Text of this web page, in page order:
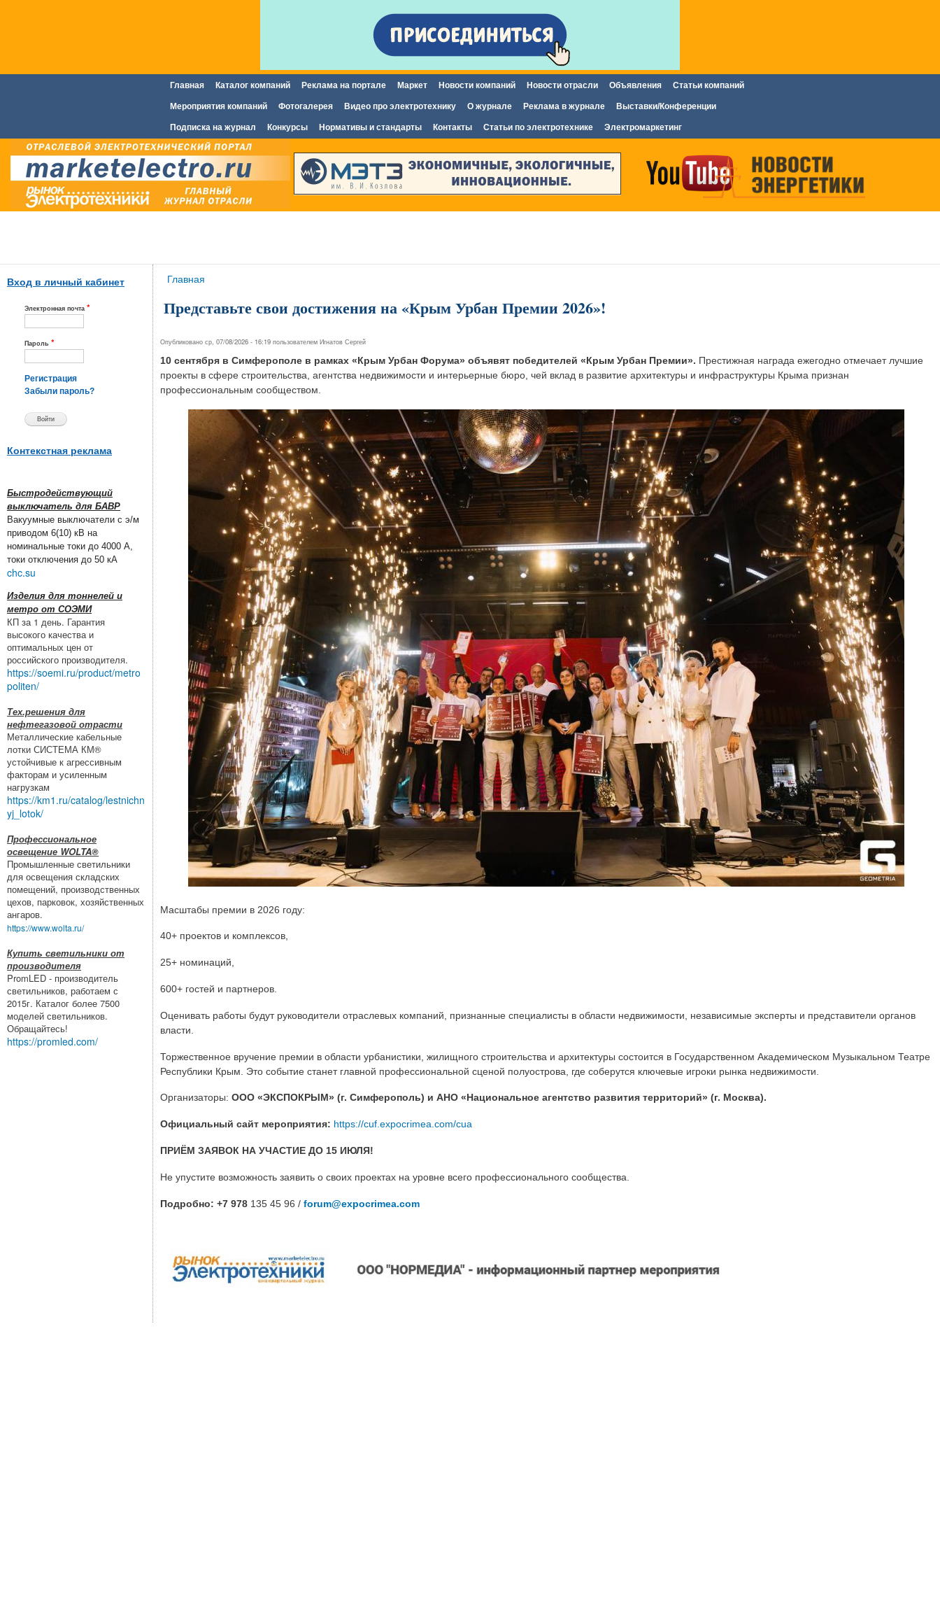
содержанию
Главное меню
Главная Каталог компаний Реклама на портале Маркет Новости компаний Новости отрасли Объявления Статьи компаний
Мероприятия компаний Фотогалерея Видео про электротехнику О журнале Реклама в журнале Выставки/Конференции
Подписка на журнал Конкурсы Нормативы и стандарты Контакты Статьи по электротехнике Электромаркетинг
Вход в личный кабинет
Электронная почта *
Пароль *
Регистрация
Забыли пароль?
Контекстная реклама
Быстродействующий
выключатель для БАВР
Вакуумные выключатели с э/м
приводом 6(10) кВ на
номинальные токи до 4000 А,
токи отключения до 50 кА
chc.su
Изделия для тоннелей и
метро от СОЭМИ
КП за 1 день. Гарантия
высокого качества и
оптимальных цен от
российского производителя.
https://soemi.ru/product/metro
politen/
Тех.решения для
нефтегазовой отрасти
Металлические кабельные
лотки СИСТЕМА КМ®
устойчивые к агрессивным
факторам и усиленным
нагрузкам
https://km1.ru/catalog/lestnichn
yj_lotok/
Профессиональное
освещение WOLTA®
Промышленные светильники
для освещения складских
помещений, производственных
цехов, парковок, хозяйственных
ангаров.
https://www.wolta.ru/
Купить светильники от
производителя
PromLED - производитель
светильников, работаем с
2015г. Каталог более 7500
моделей светильников.
Обращайтесь!
https://promled.com/
Вы здесь
Главная
Представьте свои достижения на «Крым Урбан Премии 2026»!
Опубликовано ср, 07/08/2026 - 16:19 пользователем Игнатов Сергей
10 сентября в Симферополе в рамках «Крым Урбан Форума» объявят победителей «Крым Урбан Премии». Престижная награда ежегодно отмечает лучшие
проекты в сфере строительства, агентства недвижимости и интерьерные бюро, чей вклад в развитие архитектуры и инфраструктуры Крыма признан
профессиональным сообществом.
Масштабы премии в 2026 году:
40+ проектов и комплексов,
25+ номинаций,
600+ гостей и партнеров.
Оценивать работы будут руководители отраслевых компаний, признанные специалисты в области недвижимости, независимые эксперты и представители органов
власти.
Торжественное вручение премии в области урбанистики, жилищного строительства и архитектуры состоится в Государственном Академическом Музыкальном Театре
Республики Крым. Это событие станет главной профессиональной сценой полуострова, где соберутся ключевые игроки рынка недвижимости.
Организаторы: ООО «ЭКСПОКРЫМ» (г. Симферополь) и АНО «Национальное агентство развития территорий» (г. Москва).
Официальный сайт мероприятия: https://cuf.expocrimea.com/cua
ПРИЁМ ЗАЯВОК НА УЧАСТИЕ ДО 15 ИЮЛЯ!
Не упустите возможность заявить о своих проектах на уровне всего профессионального сообщества.
Подробно: +7 978 135 45 96 / forum@expocrimea.com